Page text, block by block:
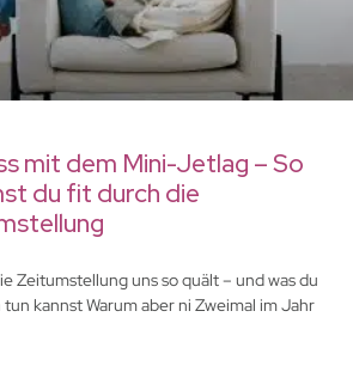
mit dem Mini-Jetlag – So
du fit durch die
Zeitumstellung uns so quält – und was du
kannst Warum aber ni Zweimal im Jahr